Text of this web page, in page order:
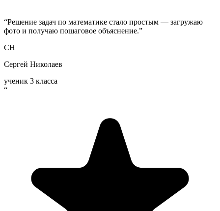
“Решение задач по математике стало простым — загружаю
фото и получаю пошаговое объяснение.”
СН
Сергей Николаев
ученик 3 класса
“